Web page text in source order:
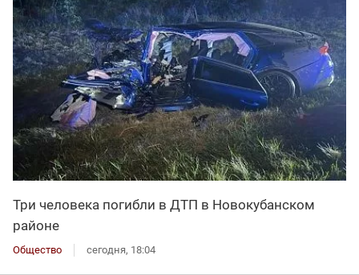
Три человека погибли в ДТП в Новокубанском
районе
Общество сегодня, 18:04